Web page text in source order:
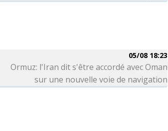
05/08 18:23
Ormuz: l'Iran dit s'être accordé avec Oman
sur une nouvelle voie de navigation